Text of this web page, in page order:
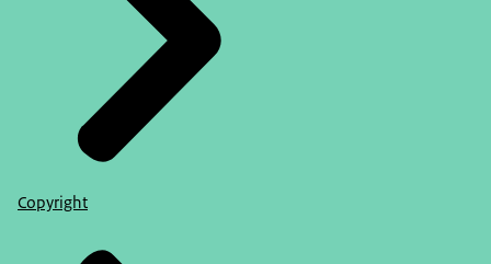
Copyright